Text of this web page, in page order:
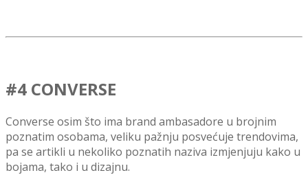
#4 CONVERSE
Converse osim što ima brand ambasadore u brojnim
poznatim osobama, veliku pažnju posvećuje trendovima,
pa se artikli u nekoliko poznatih naziva izmjenjuju kako u
bojama, tako i u dizajnu.